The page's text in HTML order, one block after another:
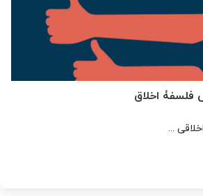
فلسفۀ اخلاق
...